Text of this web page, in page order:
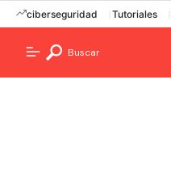
ciberseguridad Tutoriales
Buscar